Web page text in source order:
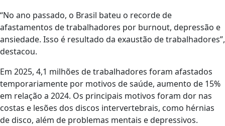
“No ano passado, o Brasil bateu o recorde de
afastamentos de trabalhadores por burnout, depressão e
ansiedade. Isso é resultado da exaustão de trabalhadores”,
destacou.
Em 2025, 4,1 milhões de trabalhadores foram afastados
temporariamente por motivos de saúde, aumento de 15%
em relação a 2024. Os principais motivos foram dor nas
costas e lesões dos discos intervertebrais, como hérnias
de disco, além de problemas mentais e depressivos.